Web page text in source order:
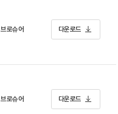
브로슈어 다운로드
브로슈어 다운로드